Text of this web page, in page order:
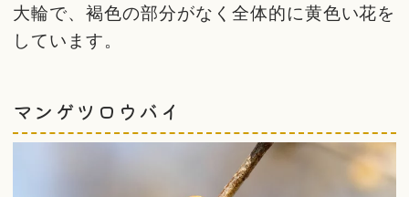
大輪で、褐色の部分がなく全体的に黄色い花を
しています。
マンゲツロウバイ